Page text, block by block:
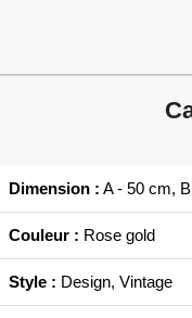
Dimension : A - 50 cm,
Couleur : Rose gold
Style : Design, Vintage